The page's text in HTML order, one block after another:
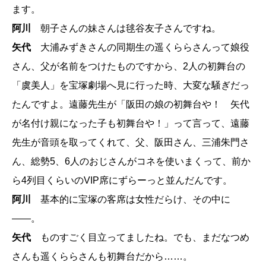
ます。
阿川
朝子さんの妹さんは毬谷友子さんですね。
矢代 大浦みずきさんの同期生の遥くららさんって娘役
さん、父が名前をつけたものですから、2人の初舞台の
「虞美人」を宝塚劇場へ見に行った時、大変な騒ぎだっ
たんですよ。遠藤先生が「阪田の娘の初舞台や！ 矢代
が名付け親になった子も初舞台や！」って言って、遠藤
先生が音頭を取ってくれて、父、阪田さん、三浦朱門さ
ん、総勢5、6人のおじさんがコネを使いまくって、前か
ら4列目くらいのVIP席にずらーっと並んだんです。
阿川
基本的に宝塚の客席は女性だらけ、その中に
――。
矢代 ものすごく目立ってましたね。でも、まだなつめ
さんも遥くららさんも初舞台だから……。